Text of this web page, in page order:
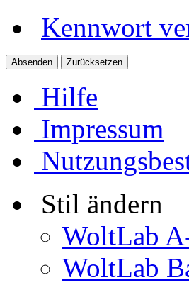
Kennwort
Hilfe
Impressum
Stil ändern
WoltLab
WoltLab